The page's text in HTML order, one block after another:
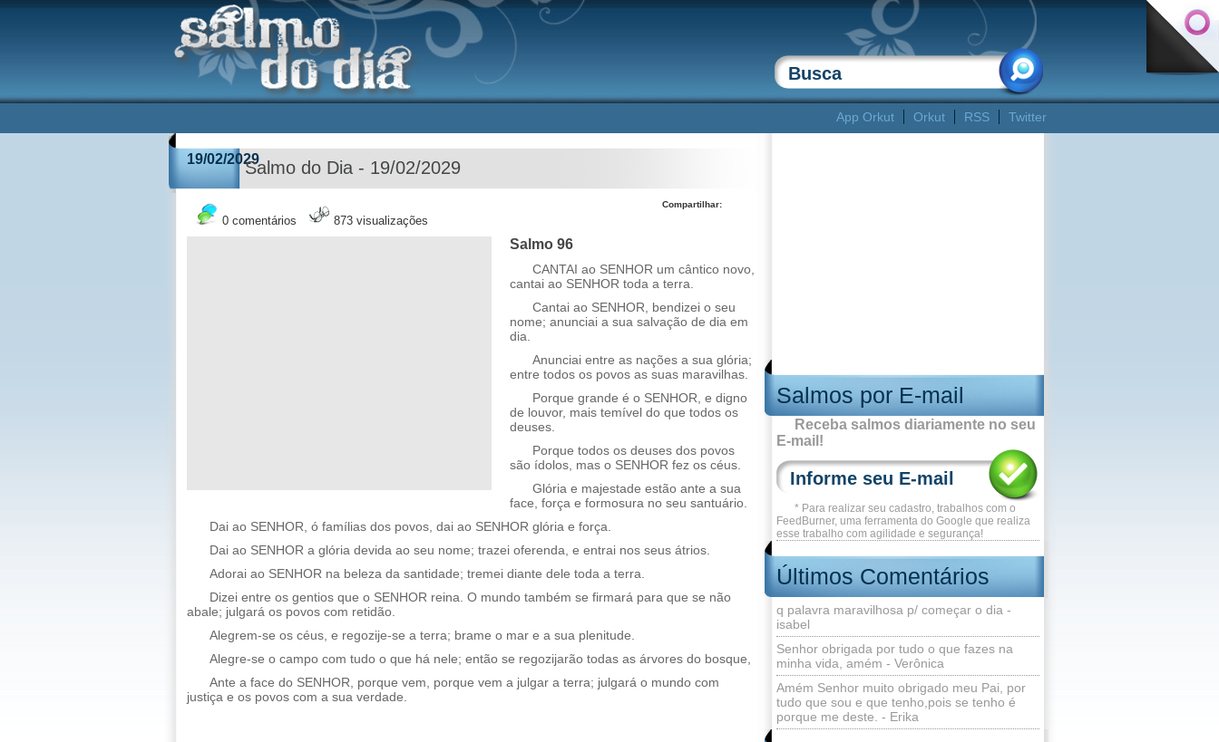
App Orkut Orkut RSS Twitter
Salmos por E-mail
Receba salmos diariamente no seu
E-mail!
* Para realizar seu cadastro, trabalhos com o
FeedBurner, uma ferramenta do Google que realiza
esse trabalho com agilidade e segurança!
Últimos Comentários
q palavra maravilhosa p/ começar o dia -
isabel
Senhor obrigada por tudo o que fazes na
minha vida, amém - Verônica
Amém Senhor muito obrigado meu Pai, por
tudo que sou e que tenho,pois se tenho é
porque me deste. - Erika
19/02/2029Salmo do Dia - 19/02/2029
0 comentários 873 visualizações
Compartilhar:
Salmo 96
CANTAI ao SENHOR um cântico novo,
cantai ao SENHOR toda a terra.
Cantai ao SENHOR, bendizei o seu
nome; anunciai a sua salvação de dia em
dia.
Anunciai entre as nações a sua glória;
entre todos os povos as suas maravilhas.
Porque grande é o SENHOR, e digno
de louvor, mais temível do que todos os
deuses.
Porque todos os deuses dos povos
são ídolos, mas o SENHOR fez os céus.
Glória e majestade estão ante a sua
face, força e formosura no seu santuário.
Dai ao SENHOR, ó famílias dos povos, dai ao SENHOR glória e força.
Dai ao SENHOR a glória devida ao seu nome; trazei oferenda, e entrai nos seus átrios.
Adorai ao SENHOR na beleza da santidade; tremei diante dele toda a terra.
Dizei entre os gentios que o SENHOR reina. O mundo também se firmará para que se não
abale; julgará os povos com retidão.
Alegrem-se os céus, e regozije-se a terra; brame o mar e a sua plenitude.
Alegre-se o campo com tudo o que há nele; então se regozijarão todas as árvores do bosque,
Ante a face do SENHOR, porque vem, porque vem a julgar a terra; julgará o mundo com
justiça e os povos com a sua verdade.